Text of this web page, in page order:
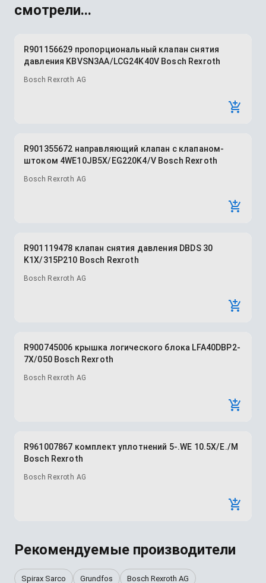
смотрели...
R901156629 пропорциональный клапан снятия
давления KBVSN3AA/LCG24K40V Bosch Rexroth
Bosch Rexroth AG
R901355672 направляющий клапан с клапаном-
штоком 4WE10JB5X/EG220K4/V Bosch Rexroth
Bosch Rexroth AG
R901119478 клапан снятия давления DBDS 30
K1X/315P210 Bosch Rexroth
Bosch Rexroth AG
R900745006 крышка логического блока LFA40DBP2-
7X/050 Bosch Rexroth
Bosch Rexroth AG
R961007867 комплект уплотнений 5-.WE 10.5X/E./M
Bosch Rexroth
Bosch Rexroth AG
Рекомендуемые производители
Spirax Sarco Grundfos Bosch Rexroth AG